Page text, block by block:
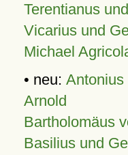
Terentianus
Vicarius und
Michael
• neu: Antonius
Arnold
Bartholomäus
Basilius und